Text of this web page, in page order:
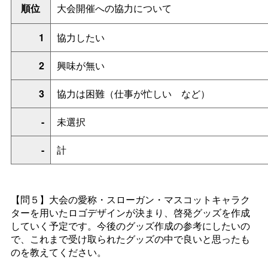
順位 大会開催への協力について
1 協力したい
2 興味が無い
3 協力は困難（仕事が忙しい など）
- 未選択
- 計
【問５】大会の愛称・スローガン・マスコットキャラク
ターを用いたロゴデザインが決まり、啓発グッズを作成
していく予定です。今後のグッズ作成の参考にしたいの
で、これまで受け取られたグッズの中で良いと思ったも
のを教えてください。